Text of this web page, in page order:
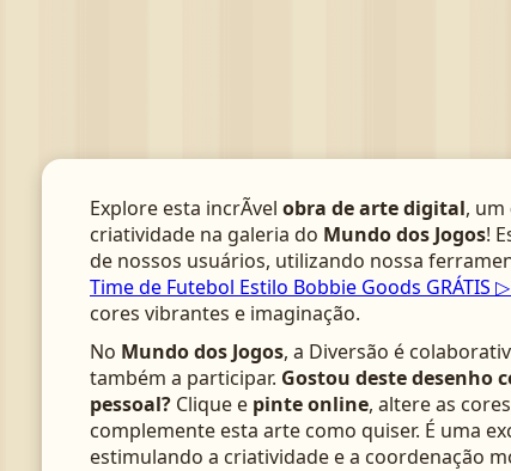
Explore esta incrÃ­vel obra de arte digital, um
criatividade na galeria do Mundo dos Jogos!
de nossos usuários, utilizando nossa
Time de Futebol Estilo Bobbie Goods GRÁTIS
cores vibrantes e imaginação.
No Mundo dos Jogos, a Diversão é
também a participar. Gostou deste desenho
pessoal? Clique e pinte online, altere as
complemente esta arte como quiser. É uma
estimulando a criatividade e a coordenação